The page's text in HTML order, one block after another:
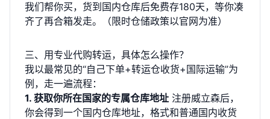
我们帮你买，货到国内仓库后免费存180天，等你凑
齐了再合箱发走。（限时仓储政策以官网为准）
三、用专业代购转运，具体怎么操作？
我以最常见的“自己下单+转运仓收货+国际运输”为
例，走一遍流程：
1. 获取你所在国家的专属仓库地址 注册威立森后，
你会得到一个国内仓库地址，格式和普通国内收货